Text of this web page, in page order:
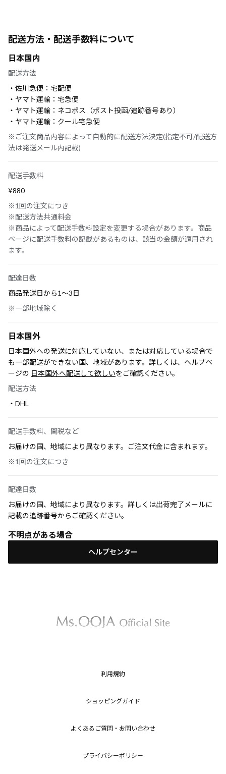
配送方法・配送手数料について
日本国内
配送方法
・佐川急便：宅配便
・ヤマト運輸：宅急便
・ヤマト運輸：ネコポス（ポスト投函/追跡番号あり）
・ヤマト運輸：クール宅急便
※ご注文商品内容によって自動的に配送方法決定(指定不可/配送方
法は発送メール内記載)
配送手数料
¥880
※1回の注文につき
※配送方法共通料金
※商品によって配送手数料設定を変更する場合があります。商品
ページに配送手数料の記載があるものは、該当の金額が適用され
ます。
配達日数
商品発送日から1〜3日
※一部地域除く
日本国外
日本国外への発送に対応していない、または対応している場合で
も一部配送ができない国、地域があります。詳しくは、ヘルプペ
ージの 日本国外へ配送して欲しいをご確認ください。
配送方法
・DHL
配送手数料、関税など
お届けの国、地域により異なります。ご注文代金に含まれます。
※1回の注文につき
配達日数
お届けの国、地域により異なります。詳しくは出荷完了メールに
記載の追跡番号からご確認ください。
不明点がある場合
ヘルプセンター
利用規約
ショッピングガイド
よくあるご質問・お問い合わせ
プライバシーポリシー